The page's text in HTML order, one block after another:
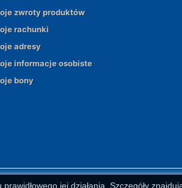
zwroty produktów
rachunki
adresy
informacje osobiste
bony
jej działania. Szczegóły